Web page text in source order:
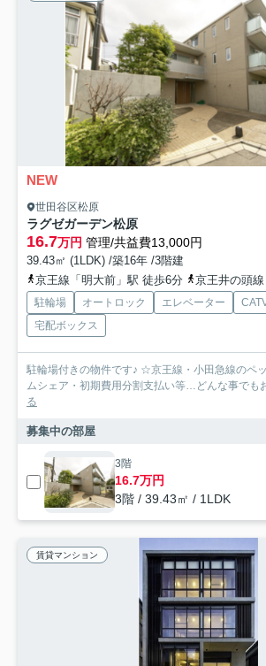
NEW
世田谷区松原
ラグゼガーデン松原
16.7万円 管理/共益費13,000円
39.43㎡ (1LDK) /築16年 /3階建
京王線「明大前」駅 徒歩6分
京王井の頭線「
駐輪場 オートロック エレベーター
宅配ボックス
駐輪場付きの物件です♪ ☆京王線・小田急線のペ
ムシェア・初期費用分割支払い等…どんな事でも
る
募集中の部屋
3階
16.7万円
3階 / 39.43㎡ / 1LDK
賃貸マンション